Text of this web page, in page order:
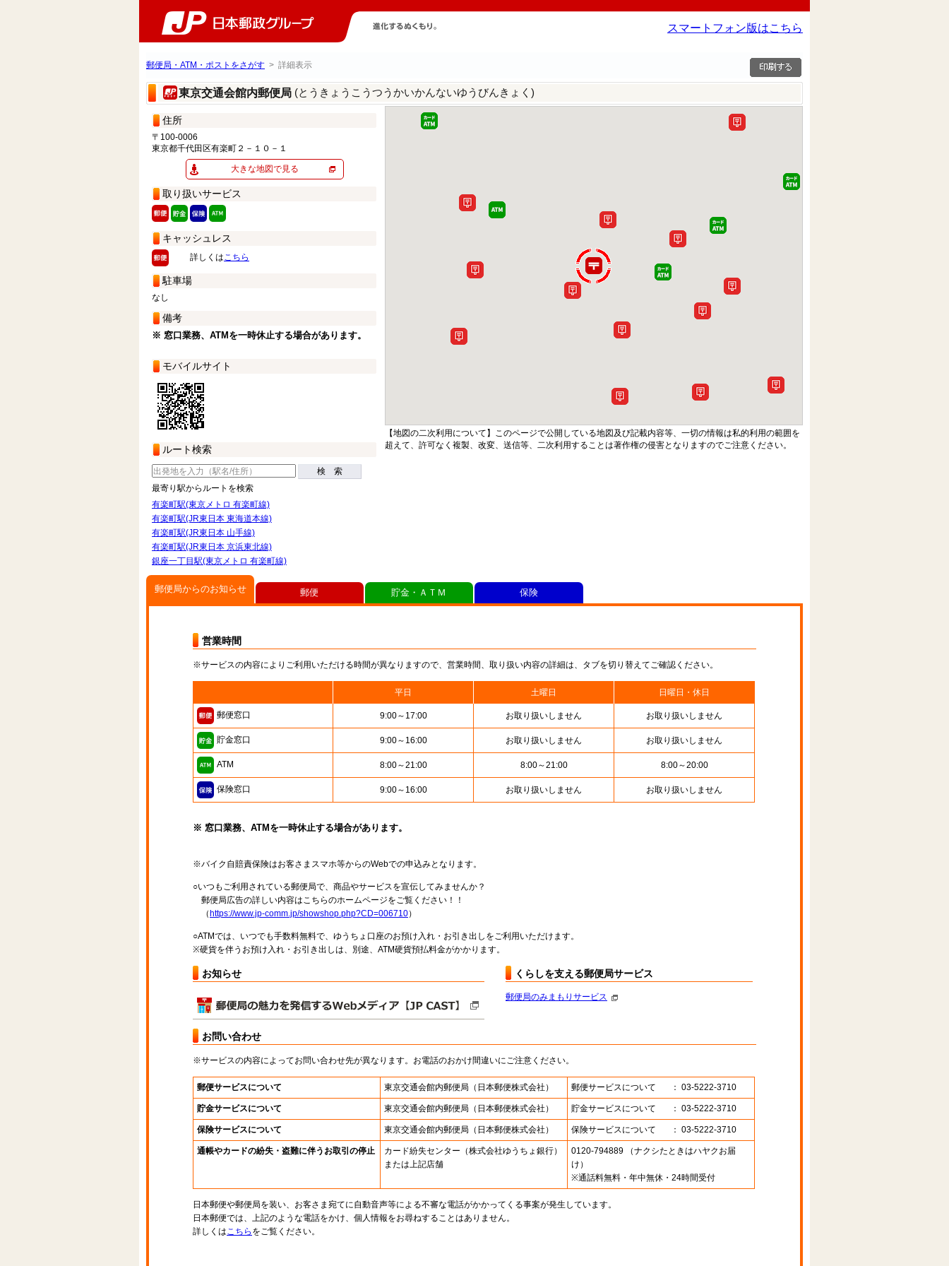
スマートフォン版はこちら
郵便局・ATM・ポストをさがす > 詳細表示
東京交通会館内郵便局 (とうきょうこうつうかいかんないゆうびんきょく)
住所
〒100-0006
東京都千代田区有楽町２－１０－１
大きな地図で見る
取り扱いサービス
キャッシュレス
詳しくはこちら
駐車場
なし
備考
※ 窓口業務、ATMを一時休止する場合があります。
モバイルサイト
ルート検索
検 索
最寄り駅からルートを検索
有楽町駅(東京メトロ 有楽町線)
有楽町駅(JR東日本 東海道本線)
有楽町駅(JR東日本 山手線)
有楽町駅(JR東日本 京浜東北線)
銀座一丁目駅(東京メトロ 有楽町線)
【地図の二次利用について】このページで公開している地図及び記載内容等、一切の情報は私的利用の範囲を
超えて、許可なく複製、改変、送信等、二次利用することは著作権の侵害となりますのでご注意ください。
郵便局からのお知らせ
営業時間
※サービスの内容によりご利用いただける時間が異なりますので、営業時間、取り扱い内容の詳細は、タブを切り替えてご確認ください。
平日 土曜日 日曜日・休日
郵便窓口 9:00～17:00 お取り扱いしません お取り扱いしません
貯金窓口 9:00～16:00 お取り扱いしません お取り扱いしません
ATM 8:00～21:00 8:00～21:00 8:00～20:00
保険窓口 9:00～16:00 お取り扱いしません お取り扱いしません
※ 窓口業務、ATMを一時休止する場合があります。
※バイク自賠責保険はお客さまスマホ等からのWebでの申込みとなります。
○いつもご利用されている郵便局で、商品やサービスを宣伝してみませんか？
郵便局広告の詳しい内容はこちらのホームページをご覧ください！！
（ https://www.jp-comm.jp/showshop.php?CD=006710）
○ATMでは、いつでも手数料無料で、ゆうちょ口座のお預け入れ・お引き出しをご利用いただけます。
※硬貨を伴うお預け入れ・お引き出しは、別途、ATM硬貨預払料金がかかります。
お知らせ くらしを支える郵便局サービス
郵便局のみまもりサービス
お問い合わせ
※サービスの内容によってお問い合わせ先が異なります。お電話のおかけ間違いにご注意ください。
郵便サービスについて 東京交通会館内郵便局 （日本郵便株式会社） 郵便サービスについて ： 03-5222-3710
貯金サービスについて 東京交通会館内郵便局 （日本郵便株式会社） 貯金サービスについて ： 03-5222-3710
保険サービスについて 東京交通会館内郵便局 （日本郵便株式会社） 保険サービスについて ： 03-5222-3710
通帳やカードの紛失・盗難に伴うお取引の停止 カード紛失センター （株式会社ゆうちょ銀行）
または上記店舗
0120-794889 （ナクシたときはハヤクお届
け）
※通話料無料・年中無休・24時間受付
日本郵便や郵便局を装い、お客さま宛てに自動音声等による不審な電話がかかってくる事案が発生しています。
日本郵便では、上記のような電話をかけ、個人情報をお尋ねすることはありません。
詳しくはこちら をご覧ください。
郵便 貯金・ＡＴＭ 保険